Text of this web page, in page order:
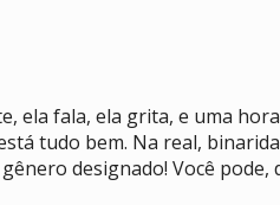
fala, ela grita, e uma
tudo bem. Na real,
designado! Você